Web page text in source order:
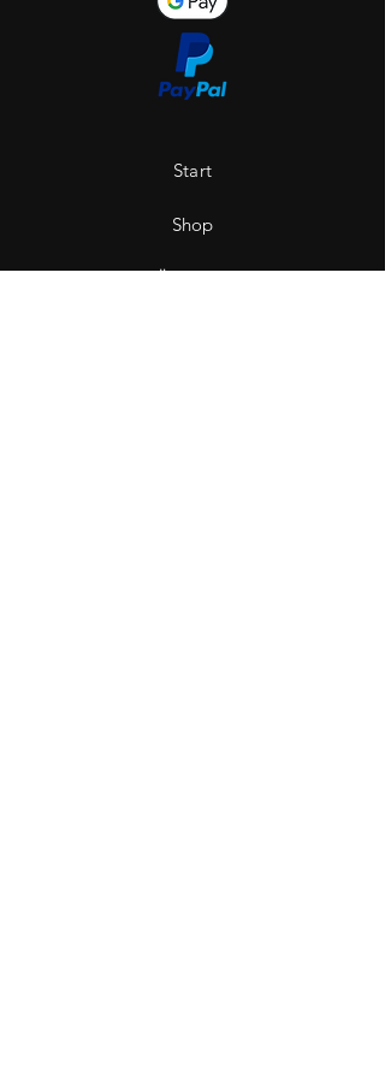
Start
Shop
Über uns